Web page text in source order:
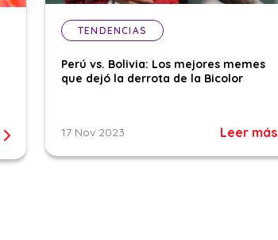
TENDENCIAS
Perú vs. Bolivia: Los mejores memes
que dejó la derrota de la Bicolor
17 Nov 2023 Leer más